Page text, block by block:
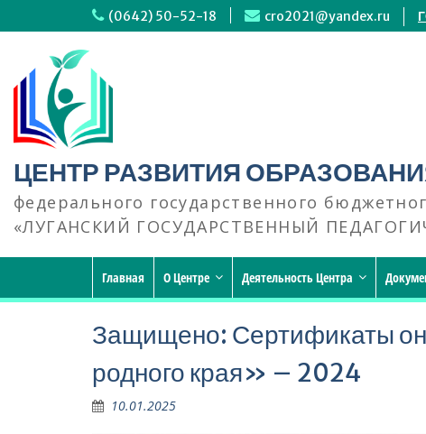
к
содержимому
(0642) 50-52-18 cro2021@yandex.ru
ЦЕНТР РАЗВИТИЯ
федерального государственного
«ЛУГАНСКИЙ ГОСУДАРСТВЕННЫЙ
Главная О Центре Деятельность Центра
Защищено: Сертификаты
родного края» – 2024
10.01.2025